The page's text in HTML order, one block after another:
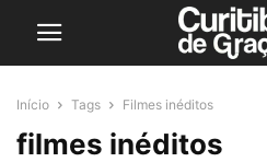
Início Tags Filmes inéditos
filmes inéditos